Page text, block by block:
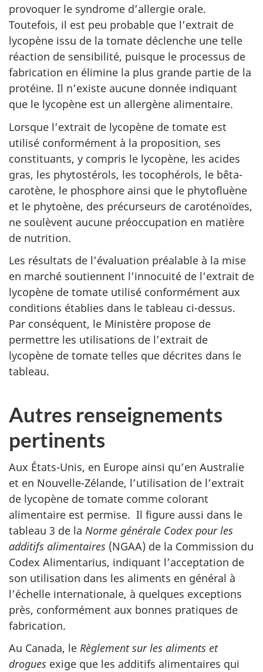
provoquer le syndrome d’allergie orale.
Toutefois, il est peu probable que l’extrait de
lycopène issu de la tomate déclenche une telle
réaction de sensibilité, puisque le processus de
fabrication en élimine la plus grande partie de la
protéine. Il n’existe aucune donnée indiquant
que le lycopène est un allergène alimentaire.
Lorsque l’extrait de lycopène de tomate est
utilisé conformément à la proposition, ses
constituants, y compris le lycopène, les acides
gras, les phytostérols, les tocophérols, le bêta-
carotène, le phosphore ainsi que le phytofluène
et le phytoène, des précurseurs de caroténoïdes,
ne soulèvent aucune préoccupation en matière
de nutrition.
Les résultats de l’évaluation préalable à la mise
en marché soutiennent l’innocuité de l’extrait de
lycopène de tomate utilisé conformément aux
conditions établies dans le tableau ci-dessus.
Par conséquent, le Ministère propose de
permettre les utilisations de l’extrait de
lycopène de tomate telles que décrites dans le
tableau.
Autres renseignements
pertinents
Aux États-Unis, en Europe ainsi qu’en Australie
et en Nouvelle-Zélande, l’utilisation de l’extrait
de lycopène de tomate comme colorant
alimentaire est permise. Il figure aussi dans le
tableau 3 de la Norme générale Codex pour les
additifs alimentaires (NGAA) de la Commission du
Codex Alimentarius, indiquant l’acceptation de
son utilisation dans les aliments en général à
l’échelle internationale, à quelques exceptions
près, conformément aux bonnes pratiques de
fabrication.
Au Canada, le Règlement sur les aliments et
drogues exige que les additifs alimentaires qui